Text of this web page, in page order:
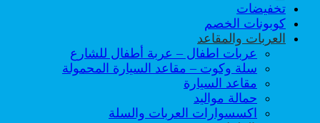
تخفيضات
كوبونات الخصم
العربات والمقاعد
عربات اطفال – عربة أطفال للشارع
سلة وكوت – مقاعد السيارة المحمولة
مقاعد السيارة
حمالة مواليد
اكسسوارات العربات والسلة